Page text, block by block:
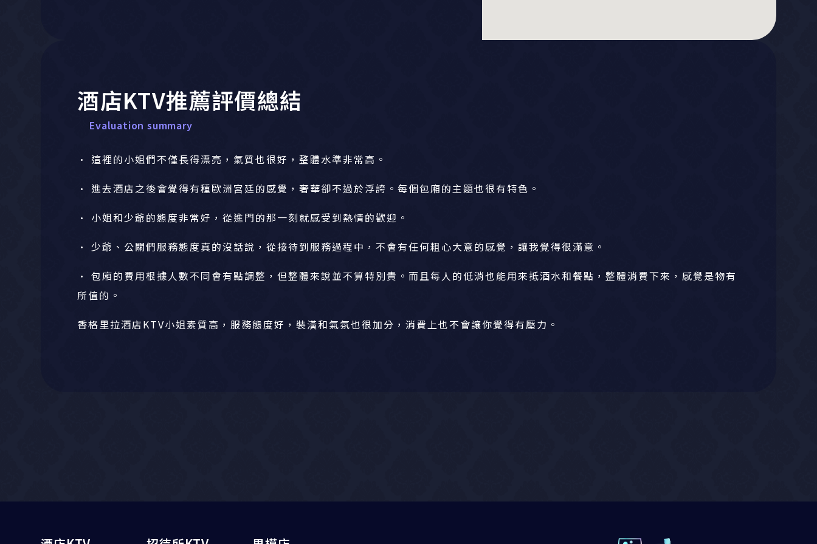
酒店KTV推薦評價總結
Evaluation summary
• 這裡的小姐們不僅長得漂亮，氣質也很好，整體水準非常高。
• 進去酒店之後會覺得有種歐洲宮廷的感覺，奢華卻不過於浮誇。每個包廂的主題也很有特色。
• 小姐和少爺的態度非常好，從進門的那一刻就感受到熱情的歡迎。
• 少爺、公關們服務態度真的沒話說，從接待到服務過程中，不會有任何粗心大意的感覺，讓我覺得很滿意。
• 包廂的費用根據人數不同會有點調整，但整體來說並不算特別貴。而且每人的低消也能用來抵酒水和餐點，整體消費下來，感覺是物有
所值的。
香格里拉酒店KTV小姐素質高，服務態度好，裝潢和氣氛也很加分，消費上也不會讓你覺得有壓力。